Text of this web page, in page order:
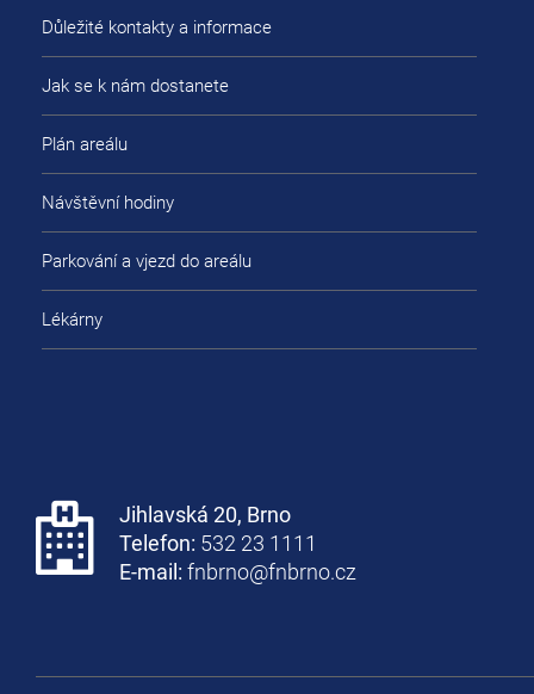
Důležité kontakty a informace
Jak se k nám dostanete
Plán areálu
Návštěvní hodiny
Parkování a vjezd do areálu
Lékárny
Jihlavská 20, Brno
Telefon: 532 23 1111
E-mail: fnbrno@fnbrno.cz